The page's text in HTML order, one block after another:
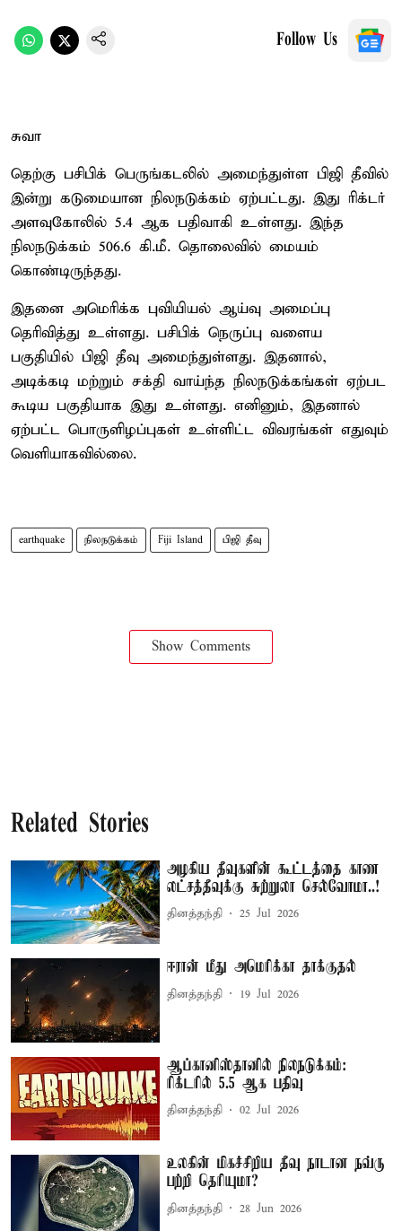
Follow Us
சுவா
தெற்கு பசிபிக் பெருங்கடலில் அமைந்துள்ள பிஜி தீவில்
இன்று கடுமையான நிலநடுக்கம் ஏற்பட்டது. இது ரிக்டர்
அளவுகோலில் 5.4 ஆக பதிவாகி உள்ளது. இந்த
நிலநடுக்கம் 506.6 கி.மீ. தொலைவில் மையம்
கொண்டிருந்தது.
இதனை அமெரிக்க புவியியல் ஆய்வு அமைப்பு
தெரிவித்து உள்ளது. பசிபிக் நெருப்பு வளைய
பகுதியில் பிஜி தீவு அமைந்துள்ளது. இதனால்,
அடிக்கடி மற்றும் சக்தி வாய்ந்த நிலநடுக்கங்கள் ஏற்பட
கூடிய பகுதியாக இது உள்ளது. எனினும், இதனால்
ஏற்பட்ட பொருளிழப்புகள் உள்ளிட்ட விவரங்கள் எதுவும்
வெளியாகவில்லை.
earthquake நிலநடுக்கம் Fiji Island பிஜி தீவு
Show Comments
Related Stories
அழகிய தீவுகளின் கூட்டத்தை காண
லட்சத்தீவுக்கு சுற்றுலா செல்வோமா..!
தினத்தந்தி 25 Jul 2026
ஈரான் மீது அமெரிக்கா தாக்குதல்
தினத்தந்தி 19 Jul 2026
ஆப்கானிஸ்தானில் நிலநடுக்கம்:
ரிக்டரில் 5.5 ஆக பதிவு
தினத்தந்தி 02 Jul 2026
உலகின் மிகச்சிறிய தீவு நாடான நவ்ரு
பற்றி தெரியுமா?
தினத்தந்தி 28 Jun 2026